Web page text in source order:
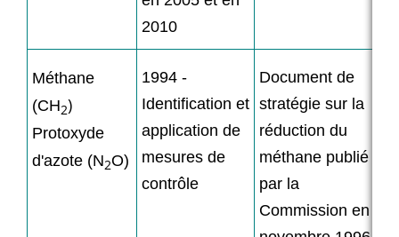
2010
Méthane
(CH2)
Protoxyde
d'azote (N2O)
1994 -
Identification et
application de
mesures de
contrôle
Document de
stratégie sur la
réduction du
méthane publié
par la
Commission en